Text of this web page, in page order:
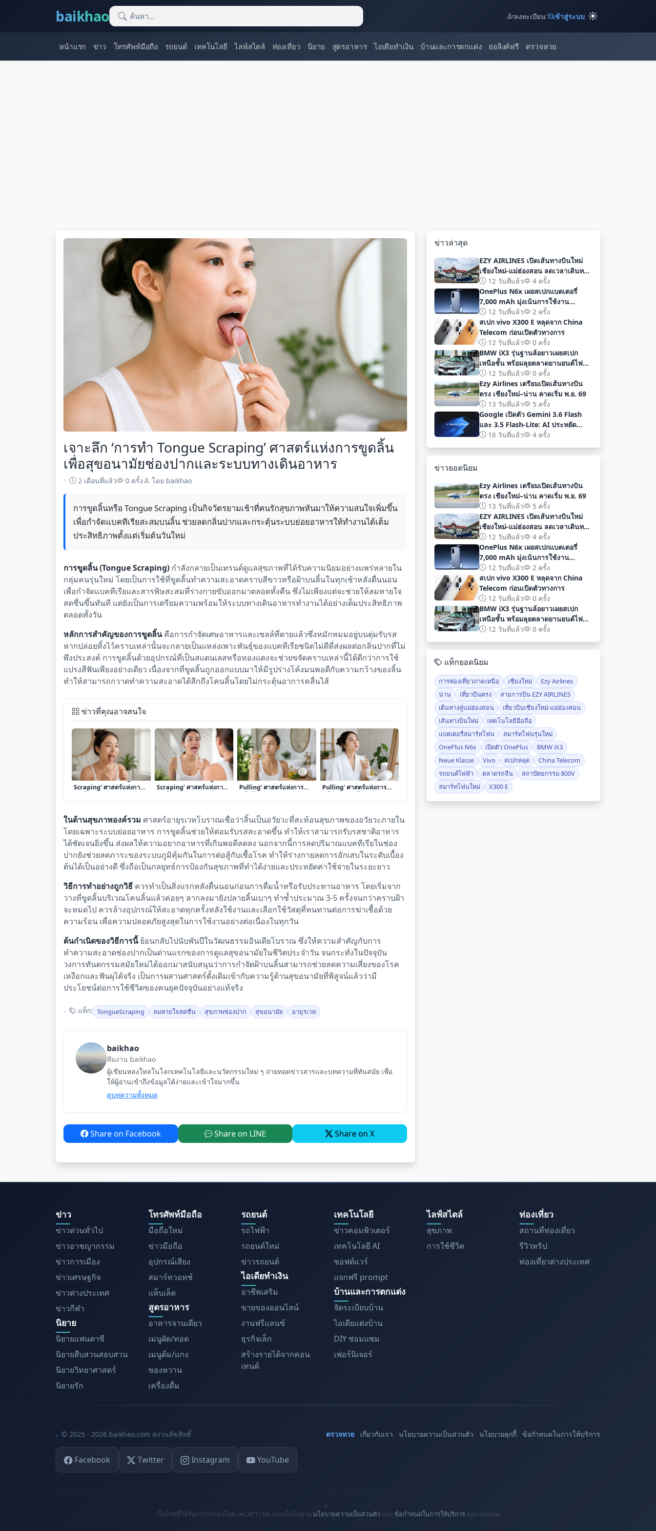
baikhao ลงทะเบียน เข้าสู่ระบบ ☀️
หน้าแรก ข่าว โทรศัพท์มือถือ รถยนต์ เทคโนโลยี ไลฟ์สไตล์ ท่องเที่ยว นิยาย สูตรอาหาร ไอเดียทำเงิน บ้านและการตกแต่ง ย่อลิงค์ฟรี ตรวจหวย
เจาะลึก ‘การทำ Tongue Scraping’ ศาสตร์แห่งการขูดลิ้น
เพื่อสุขอนามัยช่องปากและระบบทางเดินอาหาร
2 เดือนที่แล้ว 0 ครั้ง โดย baikhao
การขูดลิ้นหรือ Tongue Scraping เป็นกิจวัตรยามเช้าที่คนรักสุขภาพหันมาให้ความสนใจเพิ่มขึ้น
เพื่อกำจัดแบคทีเรียสะสมบนลิ้น ช่วยลดกลิ่นปากและกระตุ้นระบบย่อยอาหารให้ทำงานได้เต็ม
ประสิทธิภาพตั้งแต่เริ่มต้นวันใหม่
การขูดลิ้น (Tongue Scraping) กำลังกลายเป็นเทรนด์ดูแลสุขภาพที่ได้รับความนิยมอย่างแพร่หลายใน
กลุ่มคนรุ่นใหม่ โดยเป็นการใช้ที่ขูดลิ้นทำความสะอาดคราบสีขาวหรือฝ้าบนลิ้นในทุกเช้าหลังตื่นนอน
เพื่อกำจัดแบคทีเรียและสารพิษสะสมที่ร่างกายขับออกมาตลอดทั้งคืน ซึ่งไม่เพียงแต่จะช่วยให้ลมหายใจ
สดชื่นขึ้นทันที แต่ยังเป็นการเตรียมความพร้อมให้ระบบทางเดินอาหารทำงานได้อย่างเต็มประสิทธิภาพ
ตลอดทั้งวัน
หลักการสำคัญของการขูดลิ้นคือการกำจัดเศษอาหารและเซลล์ที่ตายแล้วซึ่งหมักหมมอยู่บนตุ่มรับรส
หากปล่อยทิ้งไว้คราบเหล่านั้นจะกลายเป็นแหล่งเพาะพันธุ์ของแบคทีเรียชนิดไม่ดีที่ส่งผลต่อกลิ่นปากที่ไม่
พึงประสงค์ การขูดลิ้นด้วยอุปกรณ์ที่เป็นสแตนเลสหรือทองแดงจะช่วยขจัดคราบเหล่านี้ได้ดีกว่าการใช้
แปรงสีฟันเพียงอย่างเดียว เนื่องจากที่ขูดลิ้นถูกออกแบบมาให้มีรูปร่างโค้งมนพอดีกับความกว้างของลิ้น
ทำให้สามารถกวาดทำความสะอาดได้ลึกถึงโคนลิ้นโดยไม่กระตุ้นอาการคลื่นไส้
ข่าวที่คุณอาจสนใจ
เจาะลึก ‘การทำ Tongue
Scraping’ ศาสตร์แห่งการ
เจาะลึก ‘การทำ Tongue
Scraping’ ศาสตร์แห่งการ
เจาะลึก ‘การทำ Oil
Pulling’ ศาสตร์แห่งการ
รวม
เจาะลึก ‘การทำ Oil
Pulling’ ศาสตร์แห่งการ
ในด้านสุขภาพองค์รวม ศาสตร์อายุรเวทโบราณเชื่อว่าลิ้นเป็นอวัยวะที่สะท้อนสุขภาพของอวัยวะภายใน
โดยเฉพาะระบบย่อยอาหาร การขูดลิ้นช่วยให้ต่อมรับรสสะอาดขึ้น ทำให้เราสามารถรับรสชาติอาหาร
ได้ชัดเจนยิ่งขึ้น ส่งผลให้ความอยากอาหารที่เกินพอดีลดลง นอกจากนี้การลดปริมาณแบคทีเรียในช่อง
ปากยังช่วยลดภาระของระบบภูมิคุ้มกันในการต่อสู้กับเชื้อโรค ทำให้ร่างกายลดการอักเสบในระดับเบื้อง
ต้นได้เป็นอย่างดี ซึ่งถือเป็นกลยุทธ์การป้องกันสุขภาพที่ทำได้ง่ายและประหยัดค่าใช้จ่ายในระยะยาว
วิธีการทำอย่างถูกวิธี ควรทำเป็นสิ่งแรกหลังตื่นนอนก่อนการดื่มน้ำหรือรับประทานอาหาร โดยเริ่มจาก
วางที่ขูดลิ้นบริเวณโคนลิ้นแล้วค่อยๆ ลากลงมายังปลายลิ้นเบาๆ ทำซ้ำประมาณ 3-5 ครั้งจนกว่าคราบฝ้า
จะหมดไป ควรล้างอุปกรณ์ให้สะอาดทุกครั้งหลังใช้งานและเลือกใช้วัสดุที่ทนทานต่อการฆ่าเชื้อด้วย
ความร้อน เพื่อความปลอดภัยสูงสุดในการใช้งานอย่างต่อเนื่องในทุกวัน
ต้นกำเนิดของวิธีการนี้ย้อนกลับไปนับพันปีในวัฒนธรรมอินเดียโบราณ ซึ่งให้ความสำคัญกับการ
ทำความสะอาดช่องปากเป็นด่านแรกของการดูแลสุขอนามัยในชีวิตประจำวัน จนกระทั่งในปัจจุบัน
วงการทันตกรรมสมัยใหม่ได้ออกมาสนับสนุนว่าการกำจัดฝ้าบนลิ้นสามารถช่วยลดความเสี่ยงของโรค
เหงือกและฟันผุได้จริง เป็นการผสานศาสตร์ดั้งเดิมเข้ากับความรู้ด้านสุขอนามัยที่พิสูจน์แล้วว่ามี
ประโยชน์ต่อการใช้ชีวิตของคนยุคปัจจุบันอย่างแท้จริง
แท็ก: TongueScraping ลมหายใจสดชื่น สุขภาพช่องปาก สุขอนามัย อายุรเวท
baikhao
ทีมงาน baikhao
ผู้เขียนหลงใหลในโลกเทคโนโลยีและนวัตกรรมใหม่ ๆ ถ่ายทอดข่าวสารและบทความที่ทันสมัย เพื่อ
ให้ผู้อ่านเข้าถึงข้อมูลได้ง่ายและเข้าใจมากขึ้น
ดูบทความทั้งหมด
Share on Facebook Share on LINE Share on X
ข่าวล่าสุด
EZY AIRLINES เปิดเส้นทางบินใหม่
เชียงใหม่-แม่ฮ่องสอน ลดเวลาเดินทาง
เหลือเพียง 40 นาที
12 วันที่แล้ว
4 ครั้ง
OnePlus N6x เผยสเปกแบตเตอรี่
7,000 mAh มุ่งเน้นการใช้งาน
ยาวนานก่อนเปิดตัวอย่างเป็นทางการ
12 วันที่แล้ว
2 ครั้ง
สเปก vivo X300 E หลุดจาก China
Telecom ก่อนเปิดตัวทางการ
12 วันที่แล้ว
0 ครั้ง
BMW iX3 รุ่นฐานล้อยาวเผยสเปก
เหนือชั้น พร้อมลุยตลาดยานยนต์ไฟฟ้า
จีนด้วยระยะทาง 919 กม
12 วันที่แล้ว
0 ครั้ง
Ezy Airlines เตรียมเปิดเส้นทางบิน
ตรง เชียงใหม่–น่าน คาดเริ่ม พ.ย. 69
13 วันที่แล้ว
5 ครั้ง
Google เปิดตัว Gemini 3.6 Flash
และ 3.5 Flash-Lite: AI ประหยัด
ต้นทุน ประสิทธิภาพสูง สำหรับนัก
16 วันที่แล้ว 4 ครั้ง
ข่าวยอดนิยม
Ezy Airlines เตรียมเปิดเส้นทางบิน
ตรง เชียงใหม่–น่าน คาดเริ่ม พ.ย. 69
13 วันที่แล้ว
5 ครั้ง
EZY AIRLINES เปิดเส้นทางบินใหม่
เชียงใหม่-แม่ฮ่องสอน ลดเวลาเดินทาง
เหลือเพียง 40 นาที
12 วันที่แล้ว
4 ครั้ง
OnePlus N6x เผยสเปกแบตเตอรี่
7,000 mAh มุ่งเน้นการใช้งาน
ยาวนานก่อนเปิดตัวอย่างเป็นทางการ
12 วันที่แล้ว
2 ครั้ง
สเปก vivo X300 E หลุดจาก China
Telecom ก่อนเปิดตัวทางการ
12 วันที่แล้ว
0 ครั้ง
BMW iX3 รุ่นฐานล้อยาวเผยสเปก
เหนือชั้น พร้อมลุยตลาดยานยนต์ไฟฟ้า
จีนด้วยระยะทาง 919 กม
12 วันที่แล้ว 0 ครั้ง
แท็กยอดนิยม
การท่องเที่ยวภาคเหนือ เชียงใหม่
Ezy Airlines
น่าน
เที่ยวบินตรง
สายการบิน EZY AIRLINES
เดินทางสู่แม่ฮ่องสอน
เที่ยวบินเชียงใหม่-แม่ฮ่องสอน
เส้นทางบินใหม่
เทคโนโลยีมือถือ
แบตเตอรี่สมาร์ทโฟน
สมาร์ทโฟนรุ่นใหม่
OnePlus N6x
เปิดตัว OnePlus
BMW iX3
Neue Klasse
Vivo สเปกหลุด
China Telecom
รถยนต์ไฟฟ้า
ตลาดรถจีน
สถาปัตยกรรม 800V
สมาร์ทโฟนใหม่
X300 E
ข่าว
ข่าวด่วนทั่วไป
ข่าวอาชญากรรม
ข่าวการเมือง
ข่าวเศรษฐกิจ
ข่าวต่างประเทศ
ข่าวกีฬา
นิยาย
นิยายแฟนตาซี
นิยายสืบสวนสอบสวน
นิยายวิทยาศาสตร์
นิยายรัก
โทรศัพท์มือถือ
มือถือใหม่
ข่าวมือถือ
อุปกรณ์เสียง
สมาร์ทวอทช์
แท็บเล็ต
สูตรอาหาร
อาหารจานเดียว
เมนูผัด/ทอด
เมนูต้ม/แกง
ของหวาน
เครื่องดื่ม
รถยนต์
รถไฟฟ้า
รถยนต์ใหม่
ข่าวรถยนต์
ไอเดียทำเงิน
อาชีพเสริม
ขายของออนไลน์
งานฟรีแลนซ์
ธุรกิจเล็ก
สร้างรายได้จากคอน
เทนต์
เทคโนโลยี
ข่าวคอมพิวเตอร์
เทคโนโลยี AI
ซอฟต์แวร์
แจกฟรี prompt
บ้านและการตกแต่ง
จัดระเบียบบ้าน
ไอเดียแต่งบ้าน
DIY ซ่อมแซม
เฟอร์นิเจอร์
ไลฟ์สไตล์
สุขภาพ
การใช้ชีวิต
ท่องเที่ยว
สถานที่ท่องเที่ยว
รีวิวทริป
ท่องเที่ยวต่างประเทศ
© 2025 - 2026 baikhao.com สงวนลิขสิทธิ์ ตรวจหวย เกี่ยวกับเรา นโยบายความเป็นส่วนตัว นโยบายคุกกี้ ข้อกำหนดในการให้บริการ
Facebook Twitter Instagram YouTube
เว็บไซต์นี้ได้รับการปกป้องโดย reCAPTCHA และเป็นไปตาม นโยบายความเป็นส่วนตัว และ ข้อกำหนดในการให้บริการของ Google